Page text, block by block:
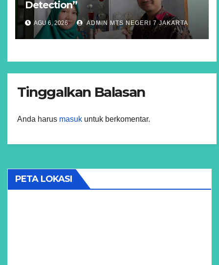
Detection”
AGU 6, 2026 ADMIN MTS NEGERI 7 JAKARTA
Tinggalkan Balasan
Anda harus masuk untuk berkomentar.
PETA LOKASI